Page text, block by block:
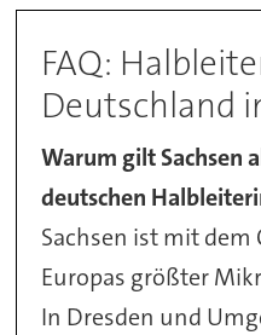
FAQ:
Deutschland
Warum gilt Sachsen
deutschen
Sachsen ist mit
Europas größter
In Dresden und